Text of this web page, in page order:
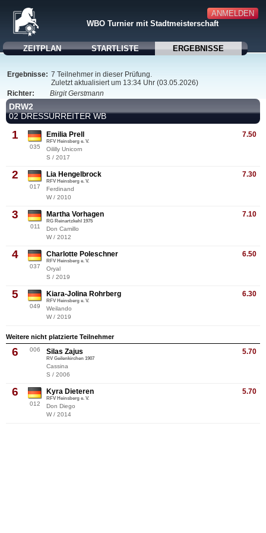
ANMELDEN
WBO Turnier mit Stadtmeisterschaft
ZEITPLAN STARTLISTE ERGEBNISSE
Ergebnisse: 7 Teilnehmer in dieser Prüfung.
Zuletzt aktualisiert um 13:34 Uhr (03.05.2026)
Richter:
Birgit Gerstmann
DRW2
02 DRESSURREITER WB
1
035
7.50
Emilia Prell
RFV Heinsberg e. V.
Oililly Unicorn
S / 2017
2
017
7.30
Lia Hengelbrock
RFV Heinsberg e. V.
Ferdinand
W / 2010
3
011
7.10
Martha Vorhagen
RG Reinartzkehl 1975
Don Camillo
W / 2012
4
037
6.50
Charlotte Poleschner
RFV Heinsberg e. V.
Oryal
S / 2019
5
049
6.30
Kiara-Jolina Rohrberg
RFV Heinsberg e. V.
Weilando
W / 2019
Weitere nicht platzierte Teilnehmer
6 006 5.70
Silas Zajus
RV Geilenkirchen 1907
Cassina
S / 2006
6
012
5.70
Kyra Dieteren
RFV Heinsberg e. V.
Don Diego
W / 2014